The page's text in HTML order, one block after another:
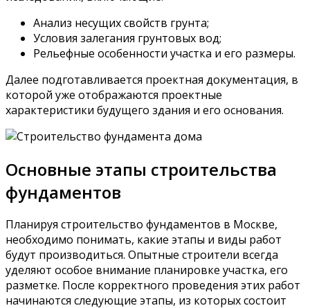
Анализ несущих свойств грунта;
Условия залегания грунтовых вод;
Рельефные особенности участка и его размеры.
Далее подготавливается проектная документация, в
которой уже отображаются проектные
характеристики будущего здания и его основания.
Основные этапы строительства
фундаментов
Планируя строительство фундаментов в Москве,
необходимо понимать, какие этапы и виды работ
будут производиться. Опытные строители всегда
уделяют особое внимание планировке участка, его
разметке. После корректного проведения этих работ
начинаются следующие этапы, из которых состоит